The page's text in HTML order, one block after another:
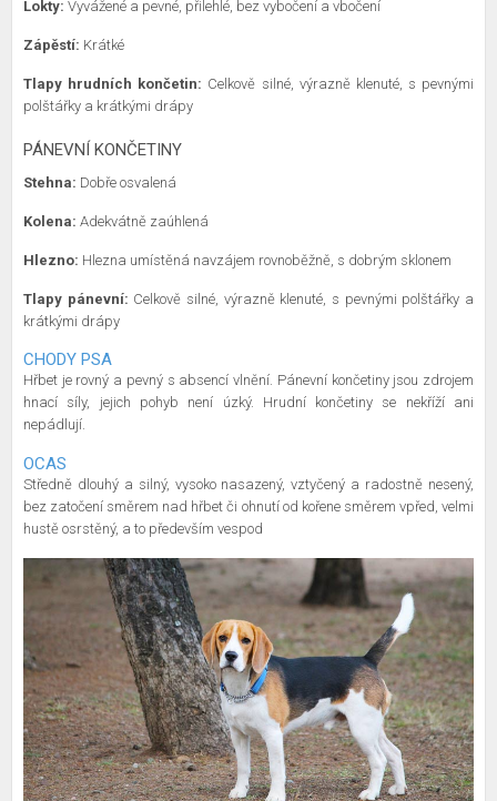
Lokty: Vyvážené a pevné, přilehlé, bez vybočení a vbočení
Zápěstí: Krátké
Tlapy hrudních končetin: Celkově silné, výrazně klenuté, s pevnými
polštářky a krátkými drápy
PÁNEVNÍ KONČETINY
Stehna: Dobře osvalená
Kolena: Adekvátně zaúhlená
Hlezno: Hlezna umístěná navzájem rovnoběžně, s dobrým sklonem
Tlapy pánevní: Celkově silné, výrazně klenuté, s pevnými polštářky a
krátkými drápy
CHODY PSA
Hřbet je rovný a pevný s absencí vlnění. Pánevní končetiny jsou zdrojem
hnací síly, jejich pohyb není úzký. Hrudní končetiny se nekříží ani
nepádlují.
OCAS
Středně dlouhý a silný, vysoko nasazený, vztyčený a radostně nesený,
bez zatočení směrem nad hřbet či ohnutí od kořene směrem vpřed, velmi
hustě osrstěný, a to především vespod